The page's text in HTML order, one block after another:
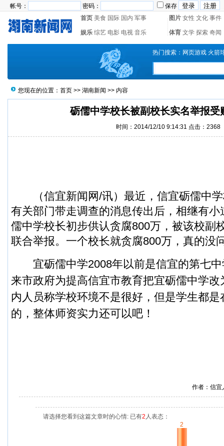
帐号： 密码：
保存
首页 美食 国际 国内 军事 图片 女性 文化 事件
娱乐 综艺 电影 电视 音乐 体育 文学 探索 奇闻
热门搜索： 网页游戏 火箭
您现在的位置： 首页 >> 湖南新闻 >> 内容
砺儒中学校长被副校长实名举报受
时间：2014/12/10 9:14:31 点击：2368
（信宜新闻 网/讯）最近，信宜砺儒中
有关部门带走调查的消息传出后，相继有
儒中学校长初步供认贪腐800万，被该校副
联合举报。一个校长就贪腐800万，真的没
宜砺儒中学2008年以前是信宜的第七
来市政府为提高信宜市教育把宜砺儒中学改
内人员称学校环境不是很好，但是学生都
的，整体师资实力还可以吧！
作者：信
请选择您看到这篇文章时的心情: 已有2 人表态：
2